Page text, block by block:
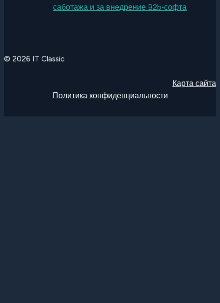
саботажа и за внедрение B2b‑софта
© 2026 IT Classic
Карта сайта
Политика конфиденциальности